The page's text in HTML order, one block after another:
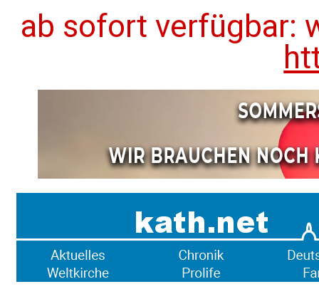
ab sofort verfügbar: